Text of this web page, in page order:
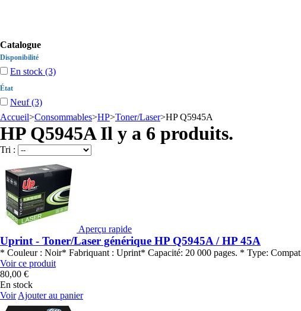
Catalogue
Disponibilité
En stock (3)
État
Neuf(3)
Accueil>Consommables>HP>Toner/Laser>HP Q5945A
HP Q5945AIl y a 6 produits.
Tri :
Aperçu rapide
Uprint - Toner/Laser générique HP Q5945A / HP 45A
* Couleur : Noir* Fabriquant : Uprint* Capacité: 20 000 pages. * Type:
Voir ce produit
80,00 €
En stock
Voir Ajouter au panier